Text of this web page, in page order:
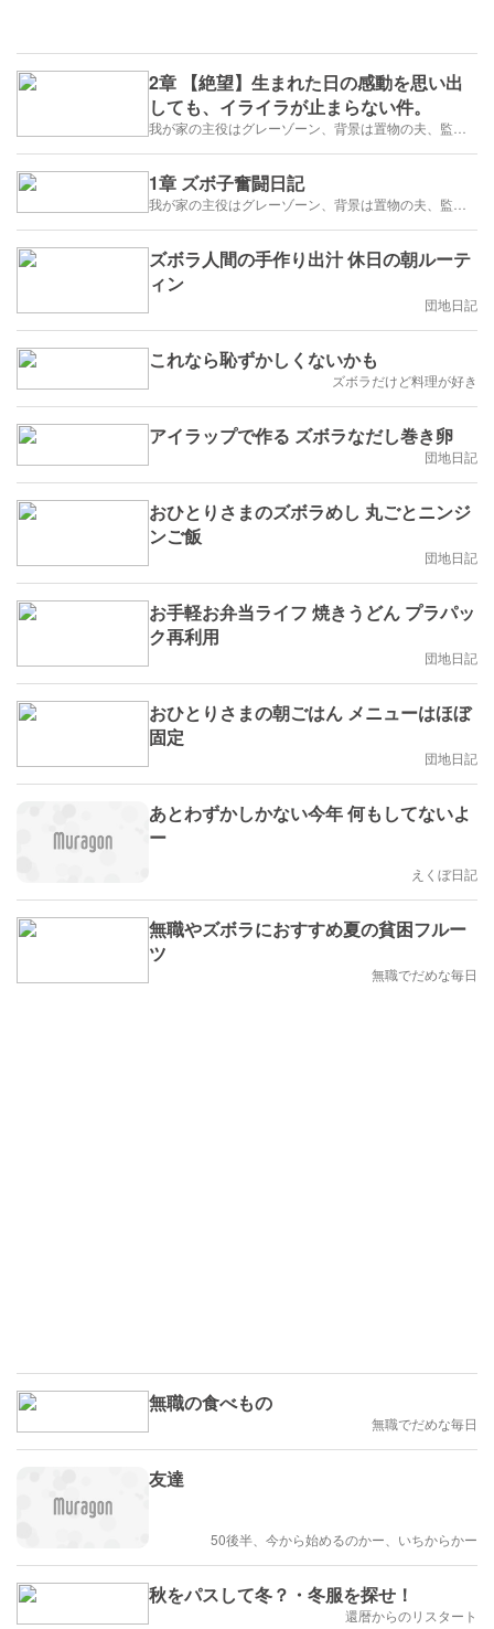
2章 【絶望】生まれた日の感動を思い出
しても、イライラが止まらない件。
1章 ズボ子奮闘日記
ズボラ人間の手作り出汁 休日の朝ルーテ
ィン
団地日記
これなら恥ずかしくないかも
ズボラだけど料理が好き
アイラップで作る ズボラなだし巻き卵
団地日記
おひとりさまのズボラめし 丸ごとニンジ
ンご飯
団地日記
お手軽お弁当ライフ 焼きうどん プラパッ
ク再利用
団地日記
おひとりさまの朝ごはん メニューはほぼ
固定
団地日記
あとわずかしかない今年 何もしてないよ
ー
えくぼ日記
無職やズボラにおすすめ夏の貧困フルー
ツ
無職でだめな毎日
無職の食べもの
無職でだめな毎日
友達
50後半、今から始めるのかー、いちからかー
秋をパスして冬？・冬服を探せ！
還暦からのリスタート